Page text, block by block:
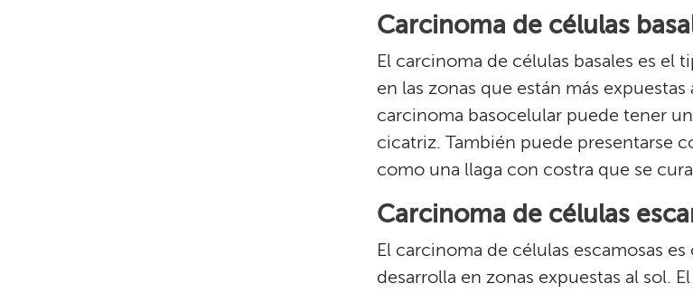
Carcinoma de células
El carcinoma de células basales es el
en las zonas que están más
carcinoma basocelular puede tener
cicatriz. También puede presentarse
como una llaga con costra que se
Carcinoma de células
El carcinoma de células escamosas
desarrolla en zonas expuestas al sol.